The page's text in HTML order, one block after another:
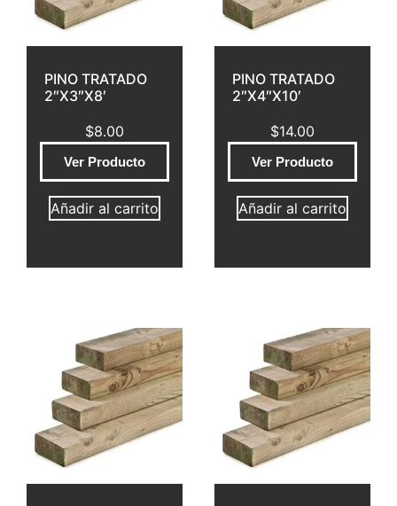
PINO TRATADO
2″X3″X8′
$8.00
Ver Producto
Añadir al carrito
PINO TRATADO
2″X4″X10′
$14.00
Ver Producto
Añadir al carrito